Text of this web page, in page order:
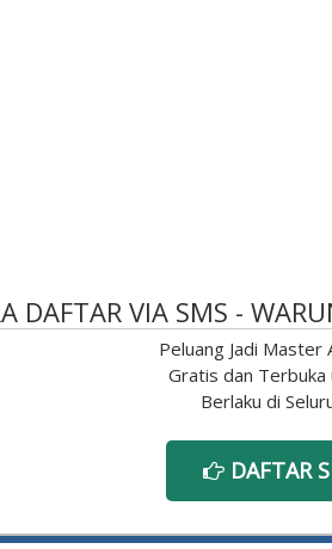
DAFTAR VIA SMS -
Peluang Jadi Master
Gratis dan Terbuka
Berlaku di
DAFTAR